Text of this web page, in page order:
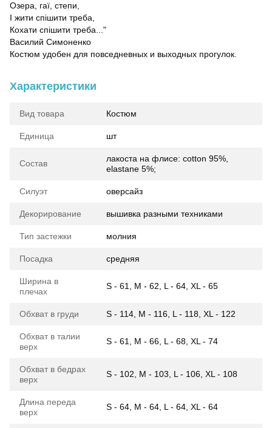
Озера, гаї, степи,
І жити спішити треба,
Кохати спішити треба..."
Василий Симоненко
Костюм удобен для повседневных и выходных прогулок.
Характеристики
Вид товара Костюм
Единица шт
Состав
лакоста на флисе: cotton 95%,
elastane 5%;
Силуэт оверсайз
Декорирование вышивка разными техниками
Тип застежки молния
Посадка средняя
Ширина в
плечах
S - 61, M - 62, L - 64, XL - 65
Обхват в груди S - 114, M - 116, L - 118, XL - 122
Обхват в талии
верх
S - 61, M - 66, L - 68, XL - 74
Обхват в бедрах
верх
S - 102, M - 103, L - 106, XL - 108
Длина переда
верх
S - 64, M - 64, L - 64, XL - 64